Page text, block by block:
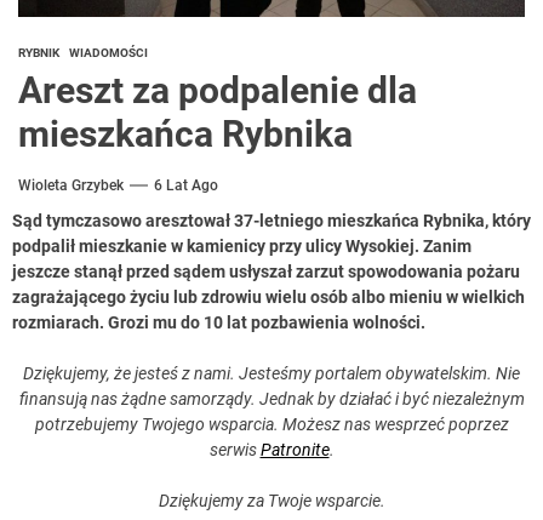
RYBNIK WIADOMOŚCI
Areszt za podpalenie dla
mieszkańca Rybnika
Wioleta Grzybek 6 Lat Ago
Sąd tymczasowo aresztował 37-letniego mieszkańca Rybnika, który
podpalił mieszkanie w kamienicy przy ulicy Wysokiej. Zanim
jeszcze stanął przed sądem usłyszał zarzut spowodowania pożaru
zagrażającego życiu lub zdrowiu wielu osób albo mieniu w wielkich
rozmiarach. Grozi mu do 10 lat pozbawienia wolności.
Dziękujemy, że jesteś z nami. Jesteśmy portalem obywatelskim. Nie
finansują nas żądne samorządy. Jednak by działać i być niezależnym
potrzebujemy Twojego wsparcia. Możesz nas wesprzeć poprzez
serwisPatronite.
Dziękujemy za Twoje wsparcie.